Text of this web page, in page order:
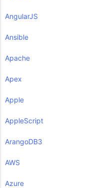
AngularJS
Ansible
Apache
Apex
Apple
AppleScript
ArangoDB3
AWS
Azure